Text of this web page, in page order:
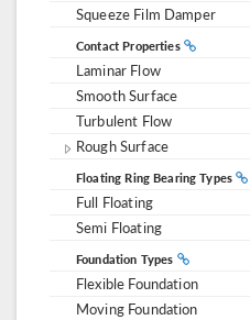
Squeeze Film Damper
Contact Properties
Laminar Flow
Smooth Surface
Turbulent Flow
Rough Surface
Floating Ring Bearing Types
Full Floating
Semi Floating
Foundation Types
Flexible Foundation
Moving Foundation